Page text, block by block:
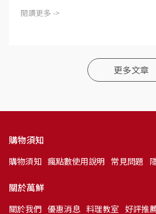
閱讀更多 ->
更多文章
購物須知
購物須知 瘋點數使用說明 常見問題
關於萬鮮
關於我們 優惠消息 料理教室 好評推